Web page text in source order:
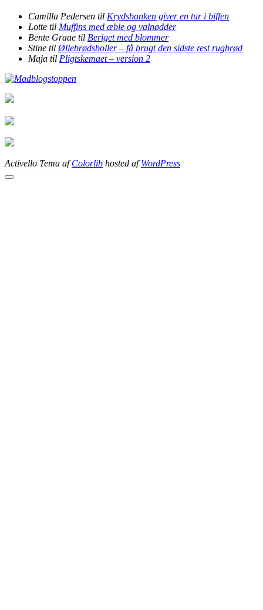
Camilla Pedersen til Krydsbanken giver en tur i biffen
Lotte til Muffins med æble og valnødder
Bente Graae til Beriget med blommer
Stine til Øllebrødsboller – få brugt den sidste rest rugbrød
Maja til Pligtskemaet – version 2
Activello Tema afColorlib hosted afWordPress